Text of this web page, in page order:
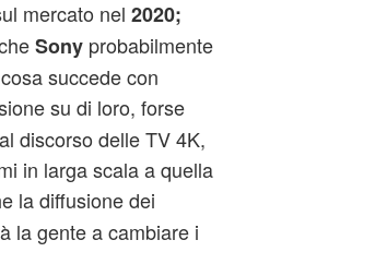
mercato nel 2020;
Sonyprobabilmente
succede con
su di loro, forse
discorso delle TV 4K,
in larga scala a quella
la diffusione dei
la gente a cambiare i